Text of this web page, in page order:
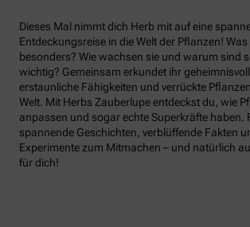
Dieses Mal nimmt dich Herb mit auf eine
Entdeckungsreise in die Welt der Pflanzen!
besonders? Wie wachsen sie und warum sind
wichtig? Gemeinsam erkundet ihr
erstaunliche Fähigkeiten und verrückte
Welt. Mit Herbs Zauberlupe entdeckst du, wie
anpassen und sogar echte Superkräfte haben.
spannende Geschichten, verblüffende Fakten
Experimente zum Mitmachen – und natürlich
für dich!